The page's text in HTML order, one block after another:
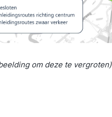
om deze te vergroten)